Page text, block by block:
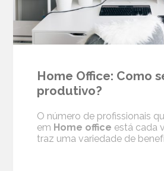
Home Office: Como
produtivo?
O número de profissionais
em Home office está cada
traz uma variedade de